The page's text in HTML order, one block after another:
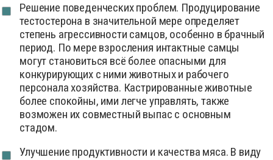
Решение поведенческих проблем. Продуцирование
тестостерона в значительной мере определяет
степень агрессивности самцов, особенно в брачный
период. По мере взросления интактные самцы
могут становиться всё более опасными для
конкурирующих с ними животных и рабочего
персонала хозяйства. Кастрированные животные
более спокойны, ими легче управлять, также
возможен их совместный выпас с основным
стадом.
Улучшение продуктивности и качества мяса. В виду